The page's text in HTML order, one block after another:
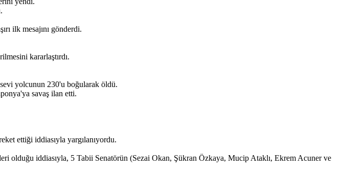
ilk mesajını gönderdi.
kararlaştırdı.
yolcunun 230'u boğularak öldü.
savaş ilan etti.
ettiği iddiasıyla yargılanıyordu.
iddiasıyla, 5 Tabii Senatörün (Sezai Okan, Şükran Özkaya, Mucip Ataklı, Ekrem Acuner ve